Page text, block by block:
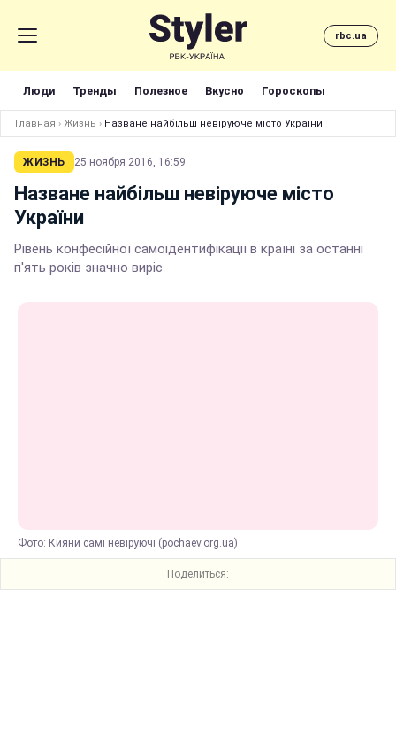
rbc.ua
Люди Тренды Полезное Вкусно Гороскопы
Главная › Жизнь › Назване найбільш невіруюче місто України
ЖИЗНЬ 25 ноября 2016, 16:59
Назване найбільш невіруюче місто
України
Рівень конфесійної самоідентифікації в країні за останні
п'ять років значно виріс
Фото: Кияни самі невіруючі (pochaev.org.ua)
Поделиться: